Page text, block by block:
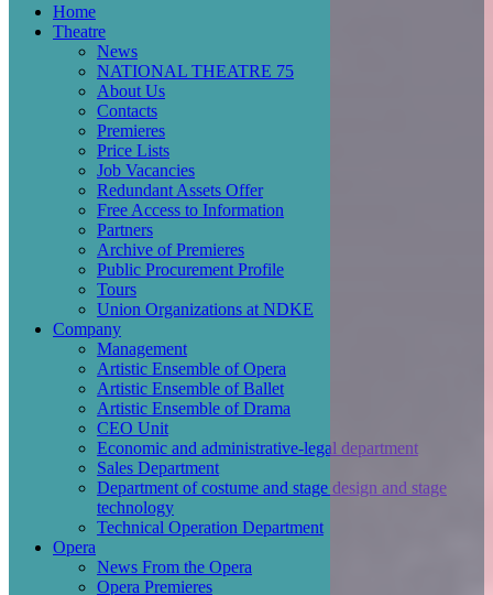
Home
Theatre
News
NATIONAL THEATRE 75
About Us
Contacts
Premieres
Price Lists
Job Vacancies
Redundant Assets Offer
Free Access to Information
Partners
Archive of Premieres
Public Procurement Profile
Tours
Union Organizations at NDKE
Company
Management
Artistic Ensemble of Opera
Artistic Ensemble of Ballet
Artistic Ensemble of Drama
CEO Unit
Economic and administrative-legal department
Sales Department
Department of costume and stage design and stage
technology
Technical Operation Department
Opera
News From the Opera
Opera Premieres